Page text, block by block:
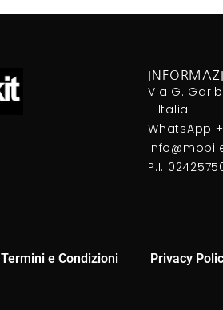
Via G.
- Italia
WhatsApp
P.I.
Termini e Condizioni Privacy